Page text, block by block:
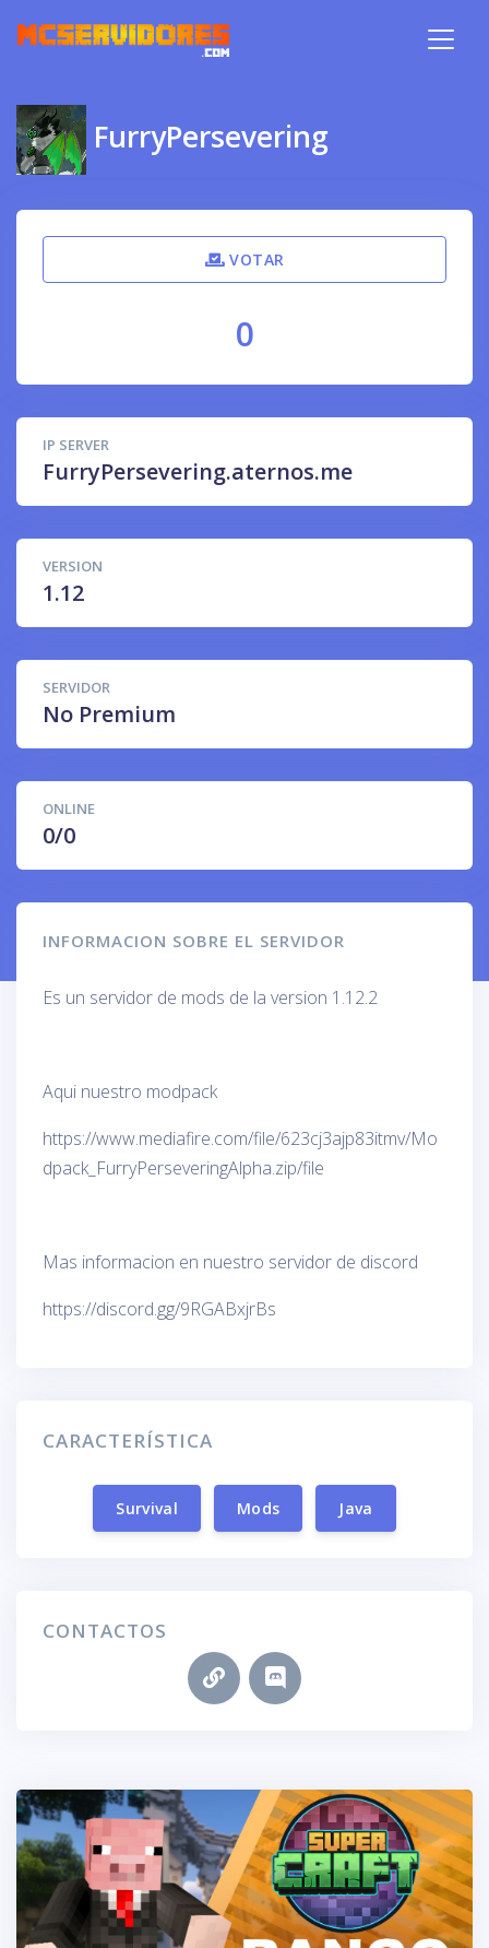
FurryPersevering
IP SERVER
FurryPersevering.aternos.me
VERSION
1.12
SERVIDOR
No Premium
ONLINE
0/0
VOTAR
0
INFORMACION SOBRE EL SERVIDOR
Es un servidor de mods de la version 1.12.2
Aqui nuestro modpack
https://www.mediafire.com/file/623cj3ajp83itmv/Mo
dpack_FurryPerseveringAlpha.zip/file
Mas informacion en nuestro servidor de discord
https://discord.gg/9RGABxjrBs
CARACTERÍSTICA
Survival Mods Java
CONTACTOS